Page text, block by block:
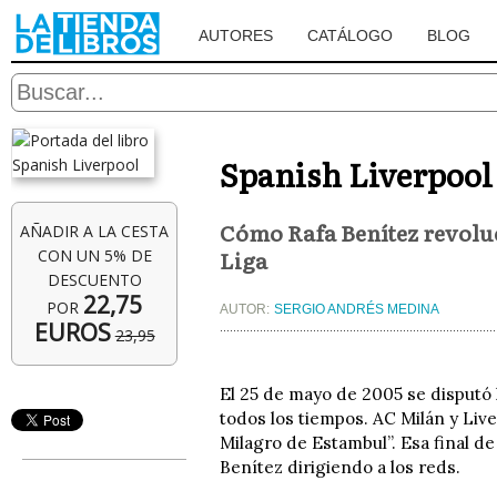
AUTORES CATÁLOGO BLOG
AÑADIR A LA CESTA
CON UN 5% DE
DESCUENTO
POR 22,75
EUROS 23,95
Spanish Liverpool
Cómo Rafa Benítez
Liga
AUTOR: SERGIO ANDRÉS MEDINA
El 25 de mayo de 2005 se
todos los tiempos. AC Milán y
Milagro de Estambul”. Esa final
Benítez dirigiendo a los reds.